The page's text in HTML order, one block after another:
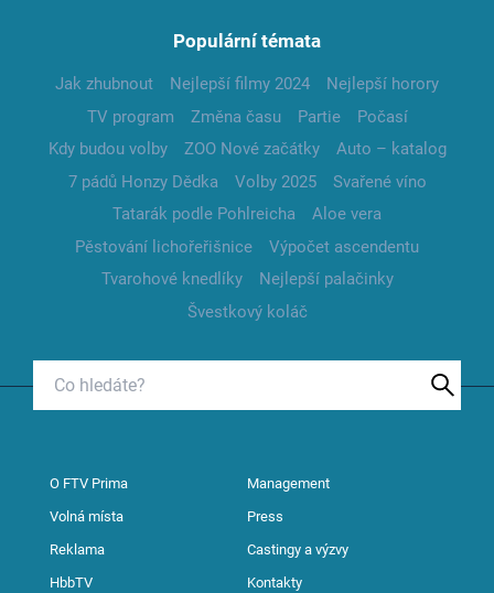
Populární témata
Jak zhubnout Nejlepší filmy 2024
Nejlepší horory
TV program
Změna času Partie
Počasí
Kdy budou volby
ZOO Nové začátky
Auto – katalog
7 pádů Honzy Dědka
Volby 2025
Svařené víno
Tatarák podle Pohlreicha
Aloe vera
Pěstování lichořeřišnice
Výpočet ascendentu
Tvarohové knedlíky
Nejlepší palačinky
Švestkový koláč
O FTV Prima Management
Volná místa Press
Reklama Castingy a výzvy
HbbTV Kontakty